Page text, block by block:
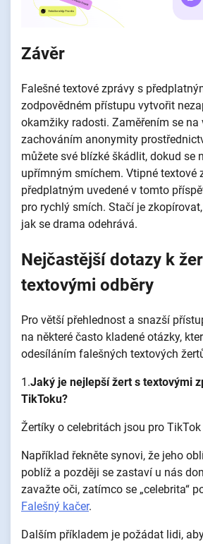
Závěr
Falešné textové zprávy s
zodpovědném přístupu vytvořit
okamžiky radosti. Zaměřením se na
zachováním anonymity
můžete své blízké škádlit, dokud se
upřímným smíchem. Vtipné textové
předplatným uvedené v tomto
pro rychlý smích. Stačí je
jak se drama odehrává.
Nejčastější dotazy k
textovými odběry
Pro větší přehlednost a snazší
na některé často kladené otázky,
odesíláním falešných textových
1.Jaký je nejlepší žert s textovými
TikToku?
Žertíky o celebritách jsou pro
Například řekněte synovi, že jeho
poblíž a později se zastaví u nás
zavažte oči, zatímco se „celebrita“
Falešný kačer.
Dalším příkladem je požádat lidi,